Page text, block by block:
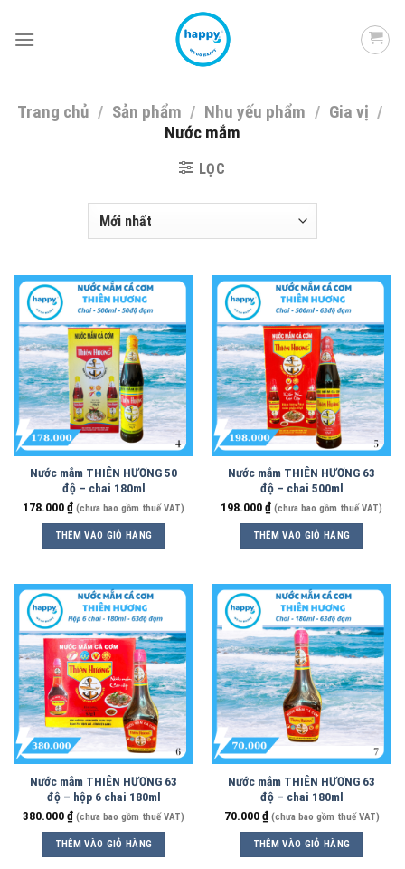
Trang chủ / Sản phẩm / Nhu yếu phẩm / Gia vị /
Nước mắm
LỌC
Nước mắm THIÊN HƯƠNG 50
độ – chai 180ml
178.000₫ (chưa bao gồm thuế VAT)
THÊM VÀO GIỎ HÀNG
Nước mắm THIÊN HƯƠNG 63
độ – chai 500ml
198.000₫ (chưa bao gồm thuế VAT)
THÊM VÀO GIỎ HÀNG
Nước mắm THIÊN HƯƠNG 63
độ – hộp 6 chai 180ml
380.000₫ (chưa bao gồm thuế VAT)
THÊM VÀO GIỎ HÀNG
Nước mắm THIÊN HƯƠNG 63
độ – chai 180ml
70.000₫ (chưa bao gồm thuế VAT)
THÊM VÀO GIỎ HÀNG